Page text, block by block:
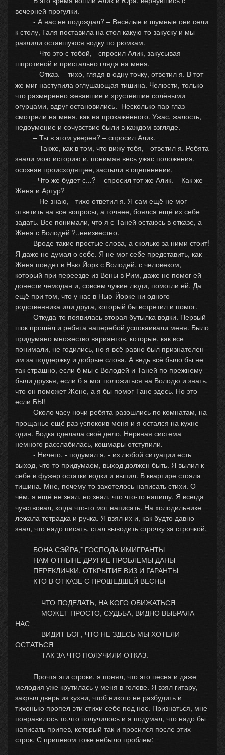
вечерней прогулки.
- А нас не подождал? – Весёлые и шумные они сели
к столу, Галя поставила на стол какую-то закуску и мы
разлили оставшуюся водку по рюмкам.
– Что это с тобой, - спросил Алик, закусывая
шпротиной и пристально глядя на меня.
– Отказ. – тихо, глядя в одну точку, ответил я. В тот
же миг наступила оглушающая тишина. Челюсти, только
что размеренно жевавшие и хрустевшие солёными
огурцами, вдруг остановились. Несколько пар глаз
смотрели на меня, как на прокажённого. Ужас, жалость,
недоумение и сочувствие были в каждом взгляде.
– Ты в этом уверен? – спросил Алик.
– Также, как в том, что вижу тебя, - ответил я. Ребята
знали мою историю и, понимая весь ужас положения,
осознав происходящее, застыли в оцепенении,
- Что же будет с...? – спросил тот же Алик. – Как же
Женя и Артур?
– Не знаю, - тихо ответил я. Я сам ещё не мог
ответить на все вопросы, а точнее, боялся ещё их себе
задать. Все понимали, что я с Таней остаюсь в отказе, а
Женя с Володей ?..неизвестно.
Вроде такие простые слова, а сколько за ними стоит!
Я даже не думал о себе. Я не мог себе представить, как
Женя поедет в Нью Йорк с Володей, с человеком,
который при переезде из Вены в Рим, даже не помог ей
донести чемодан и, совсем чужие люди, помогли ей. Да
ещё при том, что у нас в Нью-Йорке ни одного
родственника или друга, который бы встретил и помог.
Откуда-то появилась вторая бутылка водки. Первый
шок прошёл и ребята наперебой успокаивали меня. Было
придумано множество вариантов, которые, как все
понимали, не годились, но я всё равно был признателен
им за поддержку и добрые слова. А ведь всё было бы не
так страшно, если б мы с Володей и Таней по прежнему
были друзья, если б я мог положиться на Володю и знать,
что он поможет Жене, а я бы помог Тане здесь. Но это –
если БЫ!
Около часу ночи ребята разошлись по комнатам, на
прощанье ещё раз успокоив меня и я остался на кухне
один. Водка сделала своё дело. Нервная система
немного расслабилась, кошмары отступили.
- Ничего, - подумал я, - из любой ситуации есть
выход, что-то придумаем, выход должен быть. Я вылил к
себе в фужер остатки водки и выпил. В квартире стояла
тишина. Мне, почему-то захотелось написать стихи. О
чём, я ещё не знал, но знал, что что-то напишу. Я всегда
чувствовал, когда что-то мог написать. На холодильнике
лежала тетрадка и ручка. Я взял их и, как будто давно
знал, что надо писать, стал выводить строчку за строчкой.
БОНА СЭЙРА,* ГОСПОДА ИМИГРАНТЫ
НАМ ОТНЫНЕ ДРУГИЕ ПРОБЛЕМЫ ДАНЫ
ПЕРЕКЛИЧКИ, ОТКРЫТИЕ ВИЗ И ГАРАНТЫ
КТО В ОТКАЗЕ С ПРОШЕДШЕЙ ВЕСНЫ
ЧТО ПОДЕЛАТЬ, НА КОГО ОБИЖАТЬСЯ
МОЖЕТ ПРОСТО, СУДЬБА, ВИДНО ВЫБРАЛА
НАС
ВИДИТ БОГ, ЧТО НЕ ЗДЕСЬ МЫ ХОТЕЛИ
ОСТАТЬСЯ
ТАК ЗА ЧТО ПОЛУЧИЛИ ОТКАЗ.
Прочтя эти строки, я понял, что это песня и даже
мелодия уже крутилась у меня в голове. Я взял гитару,
закрыл дверь из кухни, чтоб никого не разбудить и
тихонько пропел эти стихи себе под нос. Признаться, мне
понравилось то,что получилось и я подумал, что надо бы
написать припев, который так и просился после этих
строк. С припевом тоже небыло проблем: